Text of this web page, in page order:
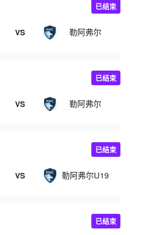
VS 勒阿弗尔
已结束
VS 勒阿弗尔
已结束
VS 勒阿弗尔U19
已结束
已结束